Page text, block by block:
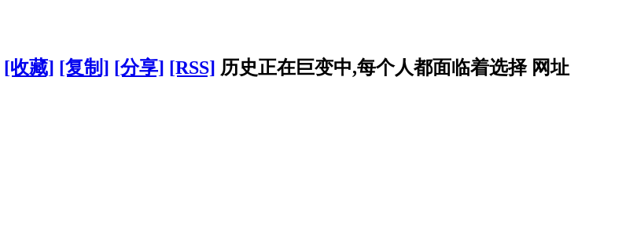
[收藏] [复制] [分享] [RSS] 历史正在巨变中,每个人都面临着选择 网址